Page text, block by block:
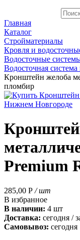
Главная
Каталог
Стройматериалы
Кровля и
Водосточные
Водосточная система
Кронштейн желоба
пломбир
Premium
285,00 Р / шт
В избранное
В наличии: 4 шт
Доставка: сегодня /
Самовывоз: сегодня